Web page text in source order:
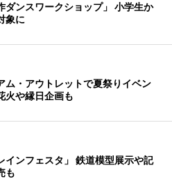
ダンスワークショップ」 小学生か
象に
ム・アウトレットで夏祭りイベン
火や縁日企画も
インフェスタ」 鉄道模型展示や記
も